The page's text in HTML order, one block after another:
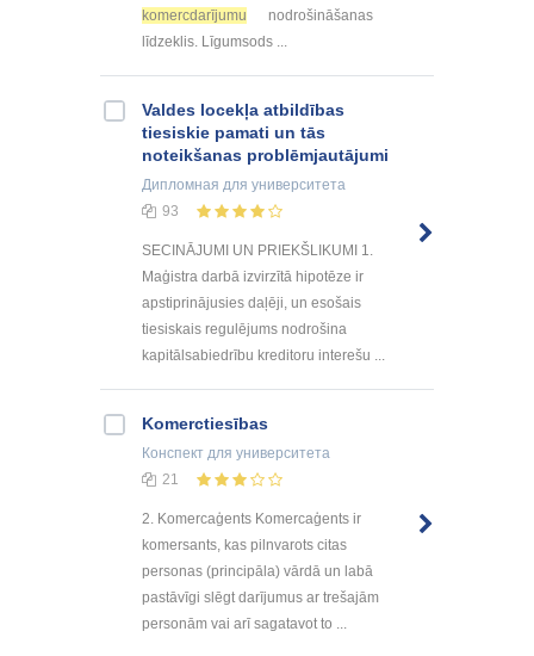
komercdarījumu
nodrošināšanas
līdzeklis. Līgumsods ...
Valdes locekļa atbildības
tiesiskie pamati un tās
noteikšanas problēmjautājumi
Дипломная для университета
93
SECINĀJUMI UN PRIEKŠLIKUMI 1.
Maģistra darbā izvirzītā hipotēze ir
apstiprinājusies daļēji, un esošais
tiesiskais regulējums nodrošina
kapitālsabiedrību kreditoru interešu ...
Komerctiesības
Конспект для университета
21
2. Komercaģents Komercaģents ir
komersants, kas pilnvarots citas
personas (principāla) vārdā un labā
pastāvīgi slēgt darījumus ar trešajām
personām vai arī sagatavot to ...